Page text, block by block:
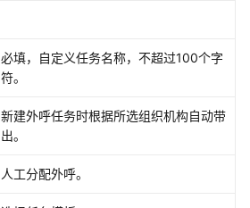
必填，自定义任务名称，不超过100个字
符。
新建外呼任务时根据所选组织机构自动带
出。
人工分配外呼。